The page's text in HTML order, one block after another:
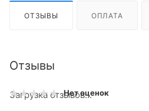
ОТЗЫВЫ ОПЛАТА
Отзывы
Нет оценок
Загрузка отзывов...